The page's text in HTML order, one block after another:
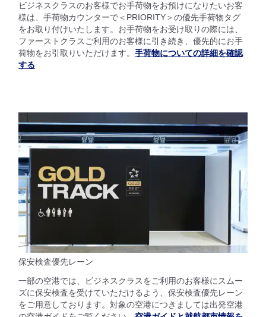
ビジネスクラスのお客様でお手荷物をお預けになりたいお客
様は、手荷物カウンターで＜PRIORITY＞の優先手荷物タグ
をお取り付けいたします。お手荷物をお受け取りの際には、
ファーストクラスご利用のお客様に引き続き、優先的にお手
荷物をお引取りいただけます。 手荷物についての詳細を確認
する
保安検査優先レーン
一部の空港では、ビジネスクラスをご利用のお客様にスムー
ズに保安検査を受けていただけるよう、保安検査優先レーン
をご用意しております。対象の空港につきましては出発空港